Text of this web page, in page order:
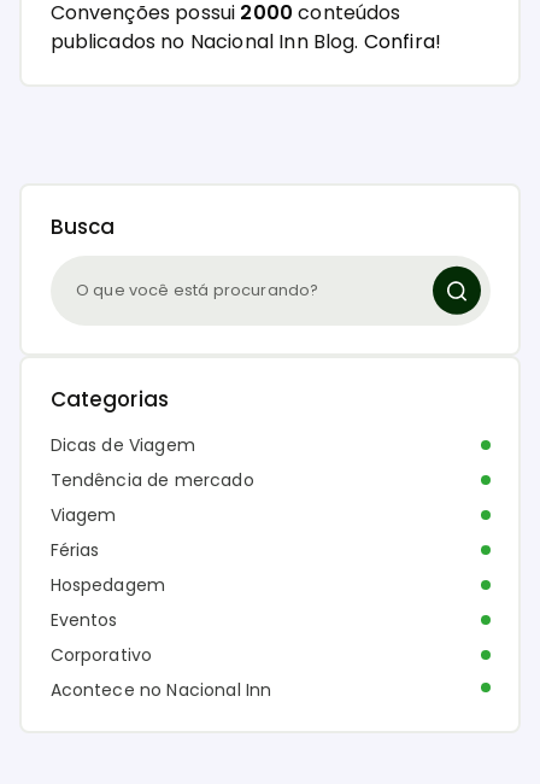
Convenções possui 2000 conteúdos
publicados no Nacional Inn Blog. Confira!
Busca
Categorias
Dicas de Viagem
Tendência de mercado
Viagem
Férias
Hospedagem
Eventos
Corporativo
Acontece no Nacional Inn